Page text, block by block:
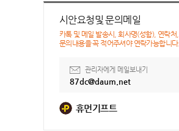
시안요청및 문의메일
카톡 및 메일 발송시, 회사명(성함), 연락처,
문의내용을 꼭 적어주셔야 연락가능합니다.
관리자에게 메일보내기
87dc@daum.net
휴먼기프트